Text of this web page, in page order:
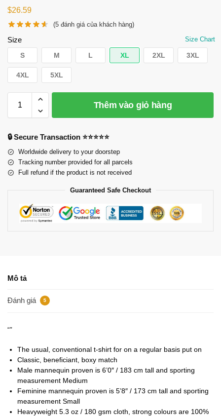
$26.59
(5 đánh giá của khách hàng)
Size Size Chart
S M L XL 2XL 3XL
4XL 5XL
Thêm vào giỏ hàng
🔒 Secure Transaction ⭐⭐⭐⭐⭐
Worldwide delivery to your doorstep
Tracking number provided for all parcels
Full refund if the product is not received
Guaranteed Safe Checkout
Mô tả
Đánh giá 5
“”
The usual, conventional t-shirt for on a regular basis put on
Classic, beneficiant, boxy match
Male mannequin proven is 6’0″ / 183 cm tall and sporting
measurement Medium
Feminine mannequin proven is 5’8″ / 173 cm tall and sporting
measurement Small
Heavyweight 5.3 oz / 180 gsm cloth, strong colours are 100%